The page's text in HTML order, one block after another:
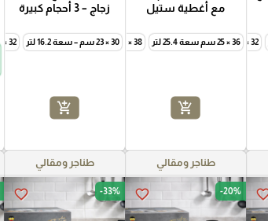
32 × 24 سم – سعة 19.3 لتر 34 × 25 سم – سعة 22.7 لتر
مع أغطية ستيل
36 × 25 سم سعة 25.4 لتر 38 × 26 سم سعة 29.5 لتر 40 × 27 سم سعة 33.9 لتر
add_shopping_cart
زجاج – 3 أحجام كبيرة
30 × 23 سم – سعة 16.2 لتر 32 × 24 سم – سعة 19.3 لتر
add_shopping_cart
طناجر ومقالي
favorite_border -20%
طناجر ومقالي
favorite_border -33%